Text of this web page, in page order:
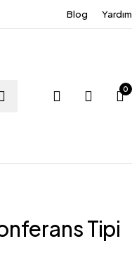
Blog Yardım
0
Tipi